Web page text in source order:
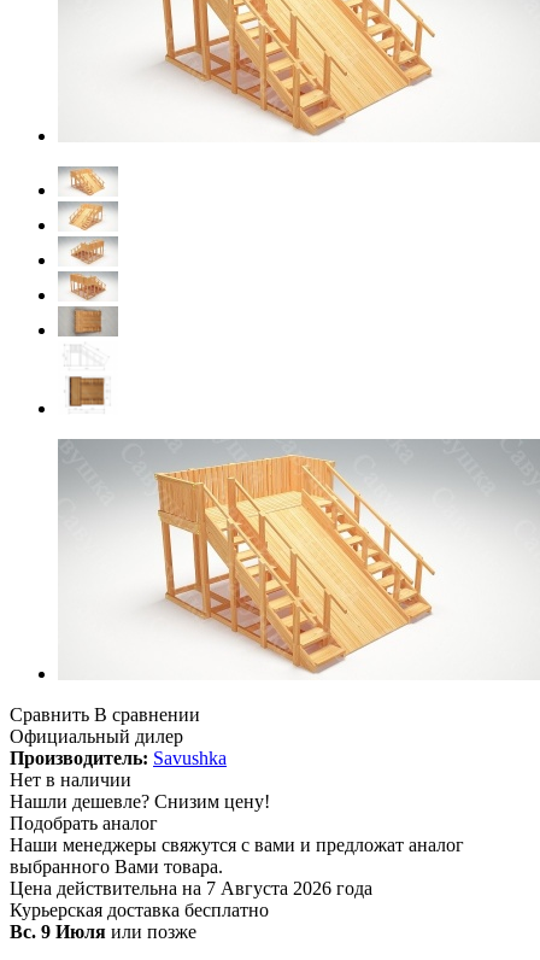
Сравнить В сравнении
Официальный дилер
Производитель: Savushka
Нет в наличии
Нашли дешевле? Снизим цену!
Подобрать аналог
Наши менеджеры свяжутся с вами и предложат аналог
выбранного Вами товара.
Цена действительна на 7 Августа 2026 года
Курьерская доставка бесплатно
Вс. 9 Июля или позже